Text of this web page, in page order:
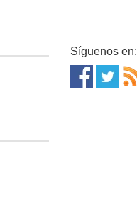
Síguenos en: